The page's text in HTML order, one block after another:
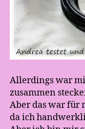
Allerdings war
zusammen
Aber das war für
da ich